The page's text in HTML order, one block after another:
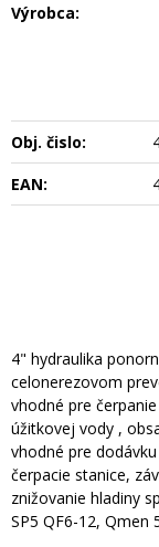
Výrobca:
Obj. čislo:
EAN:
4" hydraulika
celonerezovom
vhodné pre
úžitkovej vody ,
vhodné pre
čerpacie stanice,
znižovanie hladiny
SP5 QF6-12, Qmen